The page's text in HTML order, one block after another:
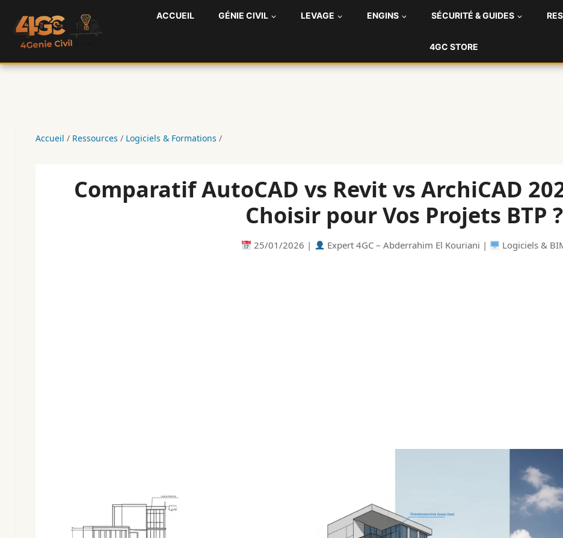
contenu
ACCUEIL GÉNIE CIVIL LEVAGE ENGINS SÉCURITÉ & GUIDES
4GC STORE
Accueil / Ressources / Logiciels & Formations /
Comparatif AutoCAD vs Revit vs ArchiCAD
Choisir pour Vos Projets BTP ?
25/01/2026 | Expert 4GC – Abderrahim El Kouriani | Logiciels &